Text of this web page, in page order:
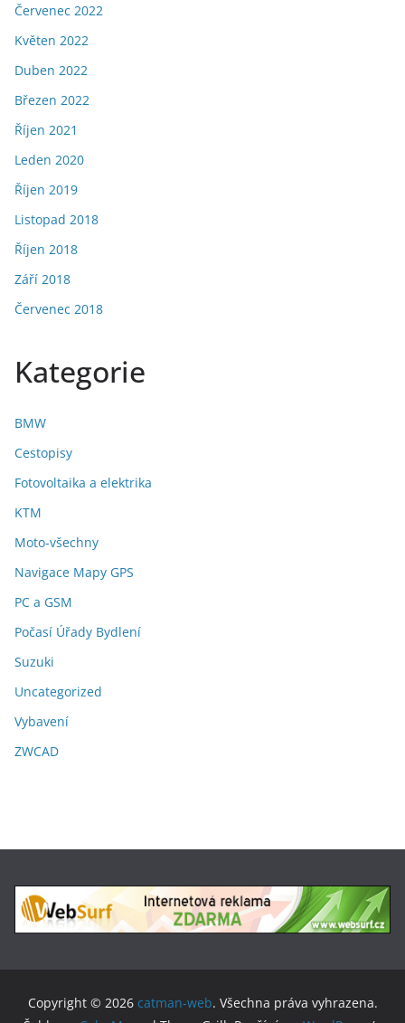
Červenec 2022
Květen 2022
Duben 2022
Březen 2022
Říjen 2021
Leden 2020
Říjen 2019
Listopad 2018
Říjen 2018
Září 2018
Červenec 2018
Kategorie
BMW
Cestopisy
Fotovoltaika a elektrika
KTM
Moto-všechny
Navigace Mapy GPS
PC a GSM
Počasí Úřady Bydlení
Suzuki
Uncategorized
Vybavení
ZWCAD
Copyright © 2026 catman-web. Všechna práva vyhrazena.